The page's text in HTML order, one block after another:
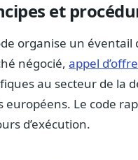
et
organise un
négocié, appel
au secteur de la
européens. Le code
d’exécution.